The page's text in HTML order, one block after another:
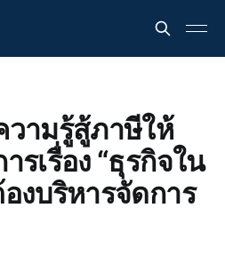
ามรู้สู้ภาษีให้
รเรื่อง “ธุรกิจใน
งบริหารจัดการ